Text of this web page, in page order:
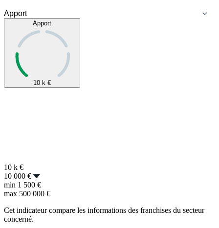
Apport
10 k €
10 k €
10 000 €
min 1 500 €
max 500 000 €
Cet indicateur compare les informations des franchises du secteur
concerné.